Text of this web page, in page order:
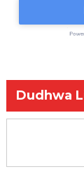
Dudhwa